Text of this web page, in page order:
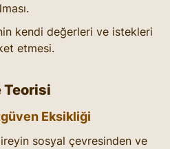
kendi değerleri ve istekleri
etmesi.
Teorisi
Eksikliği
sosyal çevresinden ve